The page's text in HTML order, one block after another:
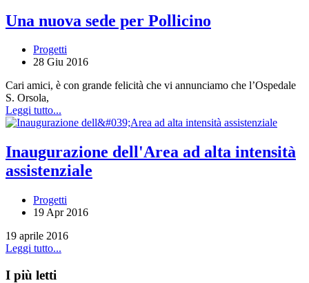
Una nuova sede per Pollicino
Progetti
28 Giu 2016
Cari amici, è con grande felicità che vi annunciamo che l’Ospedale
S. Orsola,
Leggi tutto...
Inaugurazione dell'Area ad alta intensità
assistenziale
Progetti
19 Apr 2016
19 aprile 2016
Leggi tutto...
I più letti